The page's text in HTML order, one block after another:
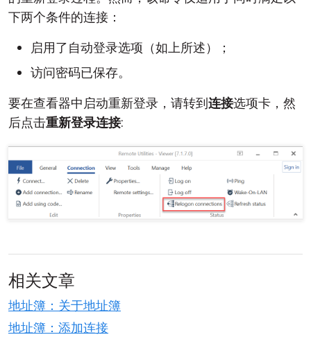
下两个条件的连接：
启用了自动登录选项（如上所述）；
访问密码已保存。
要在查看器中启动重新登录，请转到连接选项卡，然
后点击重新登录连接:
相关文章
地址簿：关于地址簿
地址簿：添加连接